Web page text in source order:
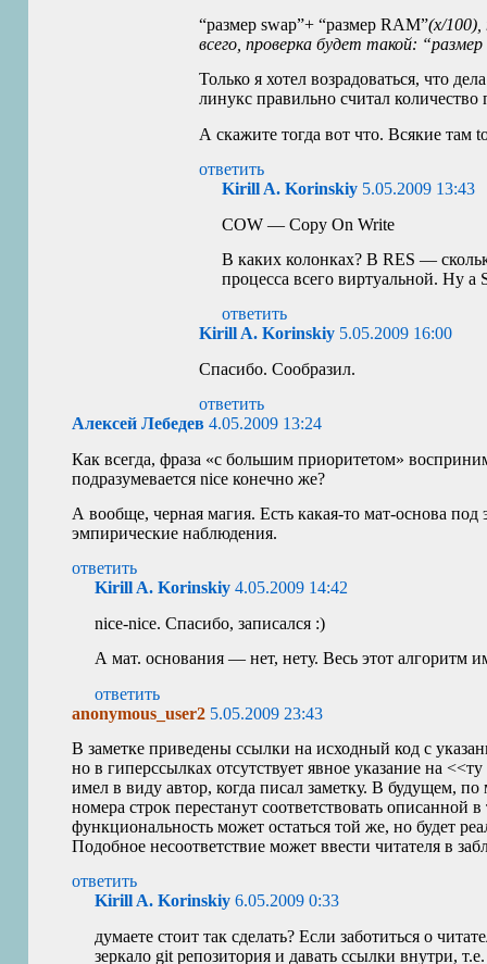
“размер swap”+ “размерRAM”(x/100),
всего, проверка будет такой:
Только я хотел возрадоваться, что
линукс правильно считал количество
А скажите тогда вот что. Всякие там
ответить
Kirill A. Korinskiy 5.05.2009 13:43
COW— Copy On Write
В каких колонках? В RES —
процесса всего виртуальной. Ну а
ответить
Kirill A. Korinskiy 5.05.2009 16:00
Спасибо. Сообразил.
ответить
Алексей Лебедев 4.05.2009 13:24
Как всегда, фраза «с большим приоритетом»
подразумевается nice конечно же?
А вообще, черная магия. Есть какая-то мат-основа
эмпирические наблюдения.
ответить
Kirill A. Korinskiy 4.05.2009 14:42
nice-nice. Спасибо, записался :)
А мат. основания — нет, нету. Весь этот алгоритм
ответить
anonymous_user2 5.05.2009 23:43
В заметке приведены ссылки на исходный код с
но в гиперссылках отсутствует явное указание на
имел в виду автор, когда писал заметку. В будущем,
номера строк перестанут соответствовать описанной
функциональность может остаться той же, но будет
Подобное несоответствие может ввести читателя в
ответить
Kirill A. Korinskiy 6.05.2009 0:33
думаете стоит так сделать? Если заботиться о
зеркало git репозитория и давать ссылки внутри,